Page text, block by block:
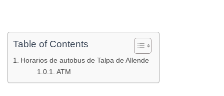
Table of Contents
Horarios de autobus de Talpa de Allende
ATM